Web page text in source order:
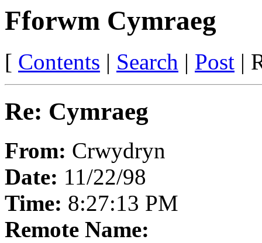
Fforwm Cymraeg
[ Contents | Search | Post |
Re: Cymraeg
From: Crwydryn
Date: 11/22/98
Time: 8:27:13 PM
Remote Name: